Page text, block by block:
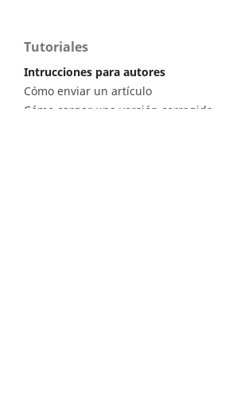
Tutoriales
Intrucciones para autores
Cómo enviar un artículo
Cómo cargar una versión corregida